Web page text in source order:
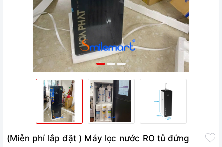
(Miễn phí lắp đặt ) Máy lọc nước RO tủ đứng